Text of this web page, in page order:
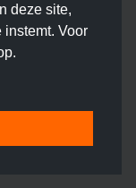
deze site,
instemt. Voor